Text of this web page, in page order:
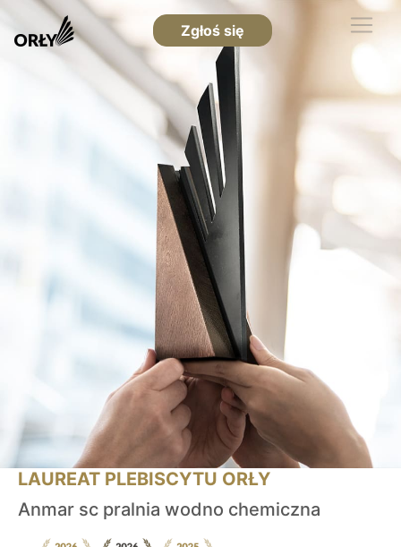
Zgłoś się
LAUREAT PLEBISCYTU ORŁY
Anmar sc pralnia wodno chemiczna